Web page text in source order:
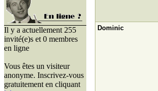
Il y a actuellement 255
invité(e)s et 0 membres
en ligne
Vous êtes un visiteur
anonyme. Inscrivez-vous
gratuitement en cliquant
Dominic